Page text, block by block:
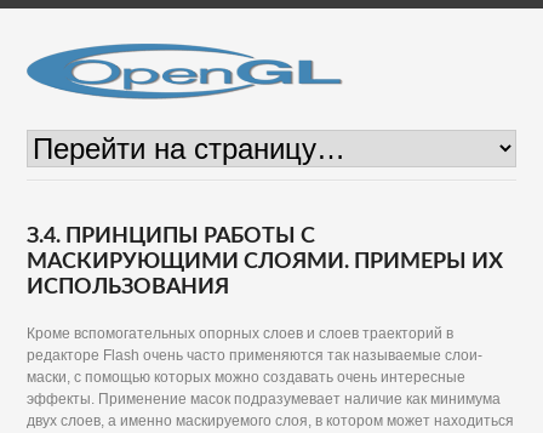
З.4. ПРИНЦИПЫ РАБОТЫ С
МАСКИРУЮЩИМИ СЛОЯМИ. ПРИМЕРЫ ИХ
ИСПОЛЬЗОВАНИЯ
Кроме вспомогательных опорных слоев и слоев траекторий в
редакторе Flash очень часто применяются так называемые слои-
маски, с помощью которых можно создавать очень интересные
эффекты. Применение масок подразумевает наличие как минимума
двух слоев, а именно маскируемого слоя, в котором может находиться